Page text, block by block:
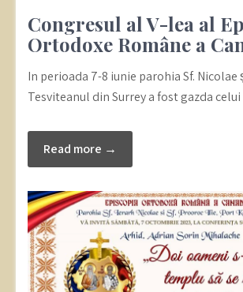
Congresul al V-lea al
Ortodoxe Române a
In perioada 7-8 iunie parohia Sf. Nicolae
Tesviteanul din Surrey a fost gazda
Read more →